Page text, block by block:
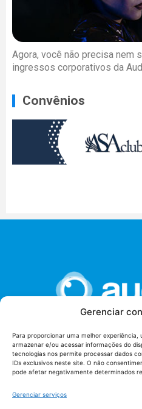
Gerenciar
Para proporcionar uma melhor experiência,
armazenar e/ou acessar informações do
tecnologias nos permite processar dados
IDs exclusivos neste site. O não
pode afetar negativamente determinados
Gerenciar serviços
Agora, você não precisa nem
ingressos corporativos da
Convênios
União dos Auditores
Setor de Administração
Tribunal de Contas da União